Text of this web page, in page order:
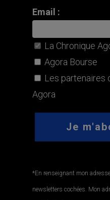
Email :
La Chronique
Agora Bourse
Les partenaires
Agora
*En renseignant mon
newsletters cochées. Mon